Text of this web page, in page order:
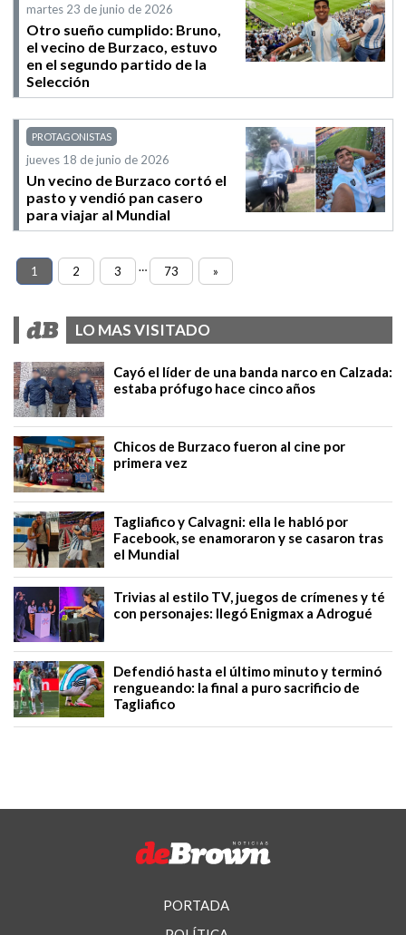
martes 23 de junio de 2026
Otro sueño cumplido: Bruno,
el vecino de Burzaco, estuvo
en el segundo partido de la
Selección
PROTAGONISTAS
jueves 18 de junio de 2026
Un vecino de Burzaco cortó el
pasto y vendió pan casero
para viajar al Mundial
1 2 3 … 73 »
LO MAS VISITADO
Cayó el líder de una banda narco en Calzada:
estaba prófugo hace cinco años
Chicos de Burzaco fueron al cine por
primera vez
Tagliafico y Calvagni: ella le habló por
Facebook, se enamoraron y se casaron tras
el Mundial
Trivias al estilo TV, juegos de crímenes y té
con personajes: llegó Enigmax a Adrogué
Defendió hasta el último minuto y terminó
rengueando: la final a puro sacrificio de
Tagliafico
PORTADA